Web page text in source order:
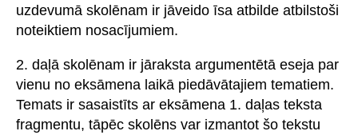
uzdevumā skolēnam ir jāveido īsa atbilde atbilstoši
noteiktiem nosacījumiem.
2. daļā skolēnam ir jāraksta argumentētā eseja par
vienu no eksāmena laikā piedāvātajiem tematiem.
Temats ir sasaistīts ar eksāmena 1. daļas teksta
fragmentu, tāpēc skolēns var izmantot šo tekstu